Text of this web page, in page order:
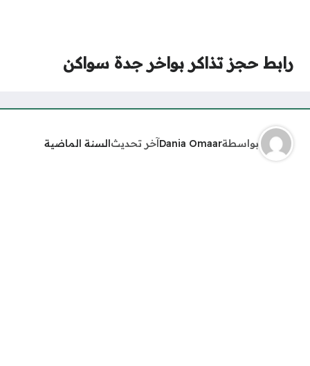
رابط حجز تذاكر بواخر جدة سواكن
بواسطةDania Omaarآخر تحديثالسنة الماضية